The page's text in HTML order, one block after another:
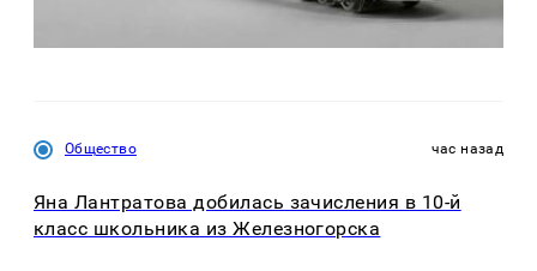
Общество час назад
Яна Лантратова добилась зачисления в 10-й
класс школьника из Железногорска